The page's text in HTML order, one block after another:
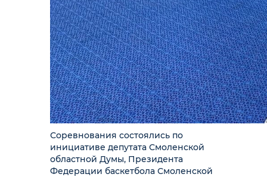
Соревнования состоялись по
инициативе депутата Смоленской
областной Думы, Президента
Федерации баскетбола Смоленской